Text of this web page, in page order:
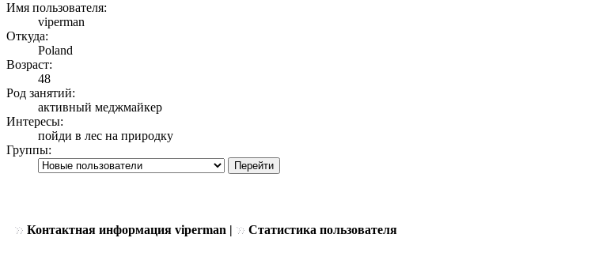
Имя пользователя:
viperman
Откуда:
Poland
Возраст:
48
Род занятий:
активный меджмайкер
Интересы:
пойди в лес на природку
Группы:
Контактная информация viperman | Статистика пользователя